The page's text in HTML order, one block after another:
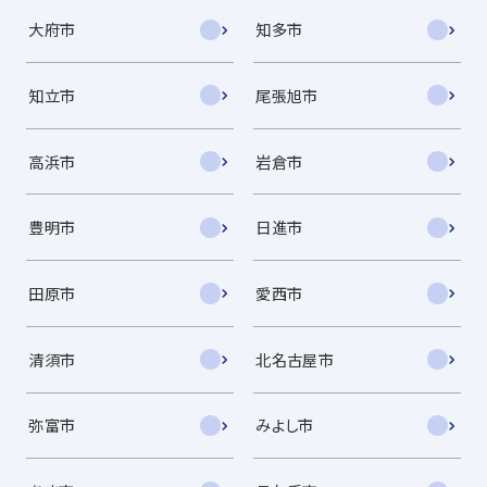
大府市 知多市
知立市 尾張旭市
高浜市 岩倉市
豊明市 日進市
田原市 愛西市
清須市 北名古屋市
弥富市 みよし市